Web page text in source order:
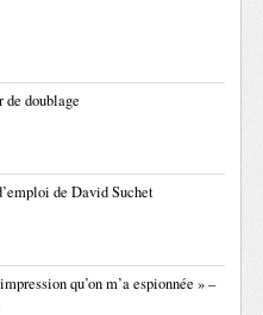
doublage
de David Suchet
qu’on m’a espionnée » –